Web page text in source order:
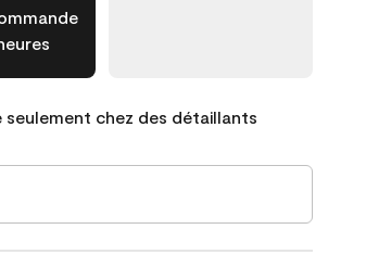
seulement chez des détaillants